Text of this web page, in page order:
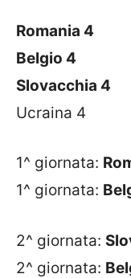
Romania 4
Belgio 4
Slovacchia 4
Ucraina 4
1^ giornata:
1^ giornata:
2^ giornata:
2^ giornata: